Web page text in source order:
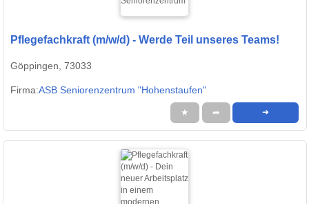
Pflegefachkraft (m/w/d) - Werde Teil unseres Teams!
Göppingen, 73033
Firma:ASB Seniorenzentrum "Hohenstaufen"
★ ➦ ➜